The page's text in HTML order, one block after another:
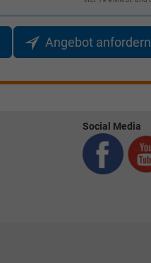
Angebot anfordern
Social Media